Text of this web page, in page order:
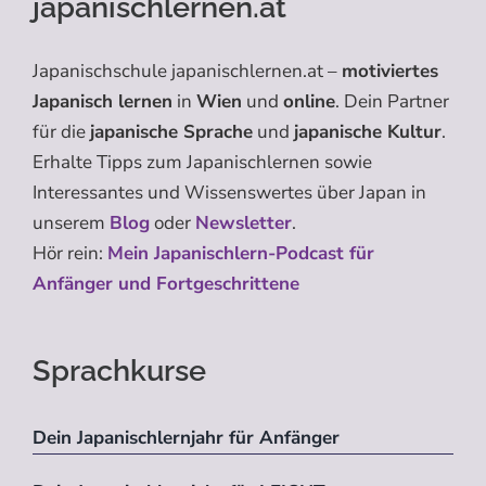
japanischlernen.at
Japanischschule japanischlernen.at – motiviertes
Japanisch lernen in Wien und online. Dein Partner
für die japanische Sprache und japanische Kultur.
Erhalte Tipps zum Japanischlernen sowie
Interessantes und Wissenswertes über Japan in
unserem Blogoder Newsletter.
Hör rein: Mein Japanischlern-Podcast für
Anfänger und Fortgeschrittene
Sprachkurse
Dein Japanischlernjahr für Anfänger